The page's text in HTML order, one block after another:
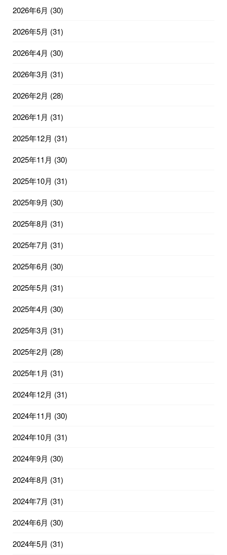
2026年6月 (30)
2026年5月 (31)
2026年4月 (30)
2026年3月 (31)
2026年2月 (28)
2026年1月 (31)
2025年12月 (31)
2025年11月 (30)
2025年10月 (31)
2025年9月 (30)
2025年8月 (31)
2025年7月 (31)
2025年6月 (30)
2025年5月 (31)
2025年4月 (30)
2025年3月 (31)
2025年2月 (28)
2025年1月 (31)
2024年12月 (31)
2024年11月 (30)
2024年10月 (31)
2024年9月 (30)
2024年8月 (31)
2024年7月 (31)
2024年6月 (30)
2024年5月 (31)